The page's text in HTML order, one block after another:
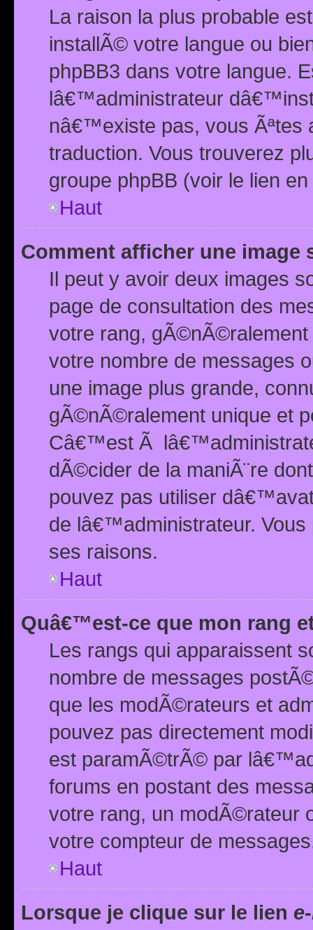
La raison la plus probable
installÃ© votre langue ou
phpBB3 dans votre langue.
lâ€™administrateur
nâ€™existe pas, vous Ãªtes
traduction. Vous trouverez
groupe phpBB (voir le lien
Haut
Comment afficher une image
Il peut y avoir deux images
page de consultation des
votre rang,
votre nombre de messages
une image plus grande,
gÃ©nÃ©ralement unique et
Câ€™est Ã
dÃ©cider de la maniÃ¨re
pouvez pas utiliser
de lâ€™administrateur.
ses raisons.
Haut
Quâ€™est-ce que mon rang
Les rangs qui apparaissent
nombre de messages
que les modÃ©rateurs et
pouvez pas directement
est paramÃ©trÃ© par
forums en postant des
votre rang, un modÃ©rateur
votre compteur de
Haut
Lorsque je clique sur le lien